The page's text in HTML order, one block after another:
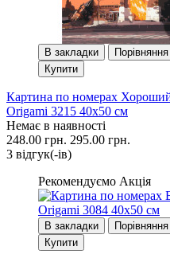
В закладки
Порівняння
Купити
Картина по номерах
Origami 3215 40x50 см
Немає в наявності
248.00 грн. 295.00 грн.
3 вiдгук(-iв)
Рекомендуємо Акція
В закладки
Порівняння
Купити